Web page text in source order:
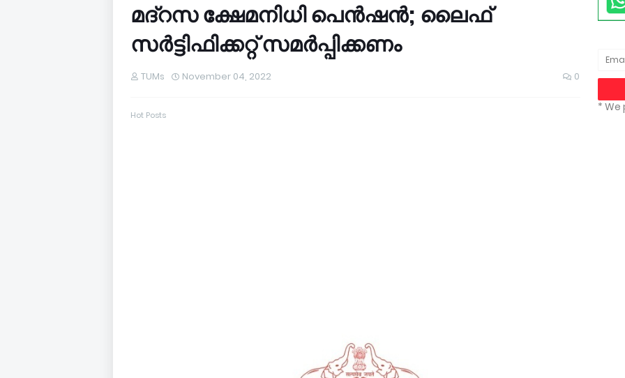
മദ്‌റസ ക്ഷേമനിധി പെന്‍ഷന്‍; ലൈഫ്
സര്‍ട്ടിഫിക്കറ്റ് സമര്‍പ്പിക്കണം
TUMs November 04, 2022 0
Hot Posts
*